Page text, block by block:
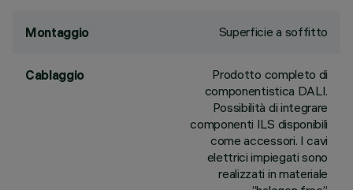
Montaggio Superficie a soffitto
Cablaggio
Prodotto completo di
componentistica DALI.
Possibilità di integrare
componenti ILS disponibili
come accessori. I cavi
elettrici impiegati sono
realizzati in materiale